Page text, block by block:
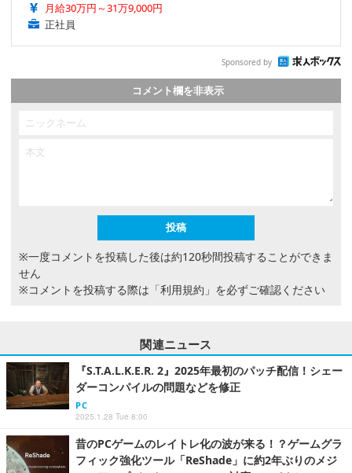
月給30万円～31万9,000円
正社員
Sponsored by
コメント欄を非表示
※一度コメントを投稿した後は約120秒間投稿することができま
せん
※コメントを投稿する際は 「利用規約」 を必ずご確認ください
関連ニュース
『S.T.A.L.K.E.R. 2』2025年最初のパッチ配信！シェー
ダーコンパイルの問題などを修正
PC
2025.1.28 Tue 8:00
昔のPCゲームのレイトレ化の波が来る！？ゲームグラ
フィック強化ツール「ReShade」に約2年ぶりのメジ